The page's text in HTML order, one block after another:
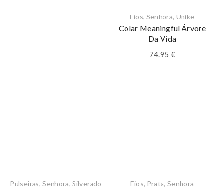
Fios, Senhora, Unike
Colar Meaningful Árvore
Da Vida
74.95 €
Pulseiras,Senhora,Silverado Fios, Prata,Senhora